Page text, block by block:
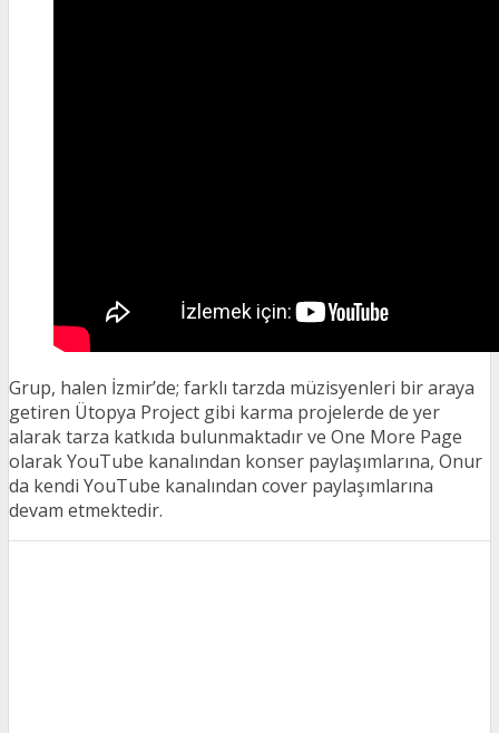
Grup, halen İzmir’de; farklı tarzda müzisyenleri bir araya
getiren Ütopya Project gibi karma projelerde de yer
alarak tarza katkıda bulunmaktadır ve One More Page
olarak YouTube kanalından konser paylaşımlarına, Onur
da kendi YouTube kanalından cover paylaşımlarına
devam etmektedir.